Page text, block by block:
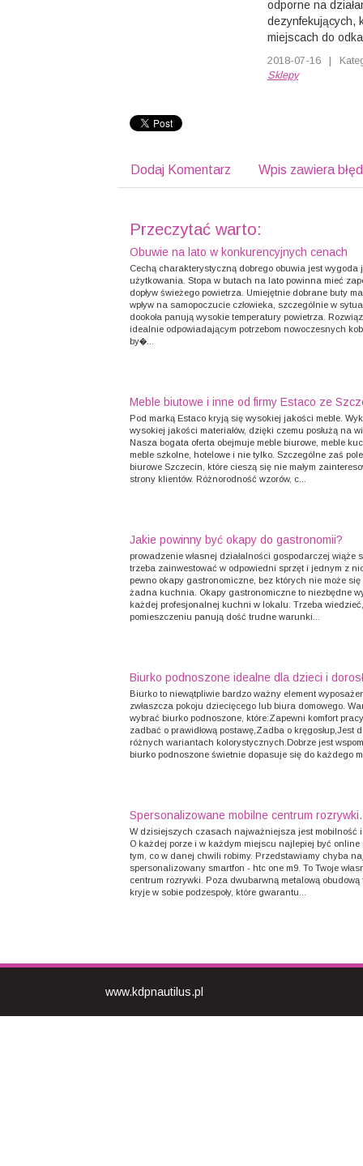
odporne na
dezynfekujących,
miejscach do
2018-07-16 |
Sklepy
Dodaj Komentarz Wpis zawiera
Przeczytać warto:
Obuwie na lato w konkurencyjnych cenach
Cechą charakterystyczną dobrego obuwia jest wygoda
użytkowania. Stopa w butach na lato powinna mieć
dopływ świeżego powietrza. Umiejętnie dobrane buty
wpływ na samopoczucie człowieka, szczególnie w
dookoła panują wysokie temperatury powietrza.
idealnie odpowiadającym potrzebom nowoczesnych
by�...
Meble biutowe i inne od firmy Estaco ze
Pod marką Estaco kryją się wysokiej jakości meble.
wysokiej jakości materiałów, dzięki czemu posłużą na
Nasza bogata oferta obejmuje meble biurowe, meble
meble szkolne, hotelowe i nie tylko. Szczególne zaś
biurowe Szczecin, które cieszą się nie małym
strony klientów. Różnorodność wzorów, c...
Jakie powinny być okapy do gastronomii?
prowadzenie własnej działalności gospodarczej wiąże
trzeba zainwestować w odpowiedni sprzęt i jednym z
pewno okapy gastronomiczne, bez których nie może się
żadna kuchnia. Okapy gastronomiczne to niezbędne
każdej profesjonalnej kuchni w lokalu. Trzeba
pomieszczeniu panują dość trudne warunki...
Biurko podnoszone idealne dla dzieci i
Biurko to niewątpliwie bardzo ważny element
zwłaszcza pokoju dziecięcego lub biura domowego.
wybrać biurko podnoszone, które:Zapewni komfort
zadbać o prawidłową postawę,Zadba o kręgosłup,Jest
różnych wariantach kolorystycznych.Dobrze jest
biurko podnoszone świetnie dopasuje się do każdego
Spersonalizowane mobilne centrum rozrywki.
W dzisiejszych czasach najważniejsza jest mobilność
O każdej porze i w każdym miejscu najlepiej być
tym, co w danej chwili robimy. Przedstawiamy chyba
spersonalizowany smartfon - htc one m9. To Twoje
centrum rozrywki. Poza dwubarwną metalową obudową
kryje w sobie podzespoły, które gwarantu...
www.kdpnautilus.pl